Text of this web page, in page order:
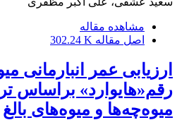
مشاهده مقاله
اصل مقاله 302.24 K
ارزیابی عمر انبارمانی
رقم«هایوارد» بر‌اساس
میوه‌چه‌ها و میوه‌های بالغ